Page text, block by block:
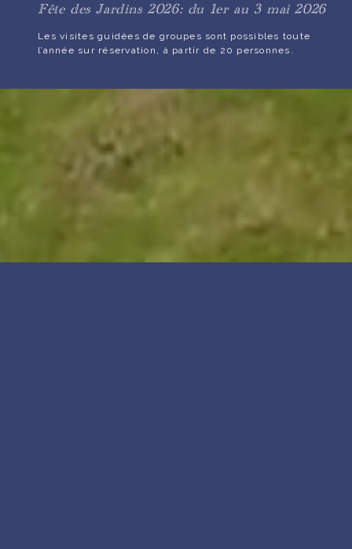
Fête des Jardins 2026: du 1er au 3 mai 2026
Les visites guidées de groupes sont possibles toute
l’année sur réservation, à partir de 20 personnes.